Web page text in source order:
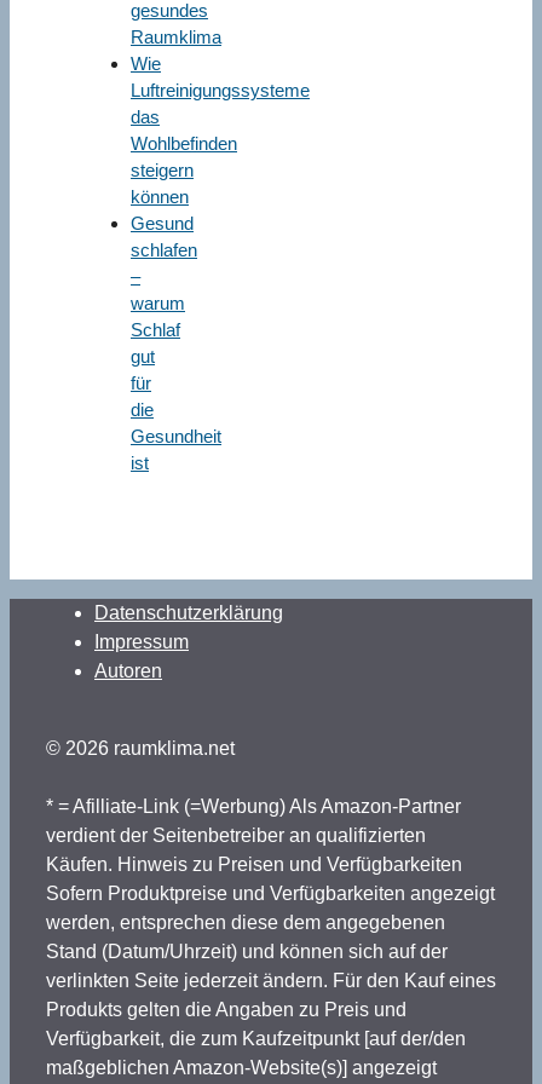
gesundes
Raumklima
Wie
Luftreinigungssysteme
das
Wohlbefinden
steigern
können
Gesund
schlafen
–
warum
Schlaf
gut
für
die
Gesundheit
ist
Datenschutzerklärung
Impressum
Autoren
© 2026 raumklima.net
* = Afilliate-Link (=Werbung) Als Amazon-Partner
verdient der Seitenbetreiber an qualifizierten
Käufen. Hinweis zu Preisen und Verfügbarkeiten
Sofern Produktpreise und Verfügbarkeiten angezeigt
werden, entsprechen diese dem angegebenen
Stand (Datum/Uhrzeit) und können sich auf der
verlinkten Seite jederzeit ändern. Für den Kauf eines
Produkts gelten die Angaben zu Preis und
Verfügbarkeit, die zum Kaufzeitpunkt [auf der/den
maßgeblichen Amazon-Website(s)] angezeigt